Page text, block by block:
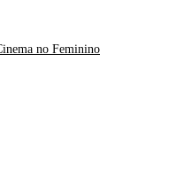
no Feminino